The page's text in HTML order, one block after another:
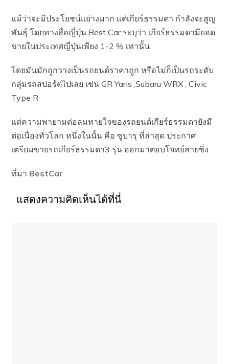
แม้ว่าจะมีประโยชน์แย่างมาก แต่เกียร์ธรรมดา กำลังจะสูญ
พันธุ์ โดยทางสื่อญี่ปุ่น Best Car ระบุว่า เกียร์ธรรมดามียอด
ขายในประเทศญี่ปุ่นเพียง 1-2 % เท่านั้น
โดยมันมักถูกวางเป็นรถยนต์ราคาถูก หรือไม่ก็เป็นรถระดับ
กลุ่มรถสปอร์ตไปเลย เช่น GR Yaris ,Subaru WRX , Civic
Type R
แต่ความพายามต่อลมหายใจของรถยนต์เกียร์ธรรมดายังมี
ต่อเนื่องทั่วโลก หนึ่งในนั้น คือ ซูบารุ ที่ล่าสุด ประกาศ
เตรียมขายรถเกียร์ธรรมดา3 รุ่น ออกมาตอบโจทย์สายซิ่ง
ที่มา BestCar
แสดงความคิดเห็นได้ที่นี่